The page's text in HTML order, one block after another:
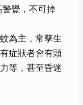
覺，不可掉
為主，常孳生
症狀者會有頭
等，甚至昏迷